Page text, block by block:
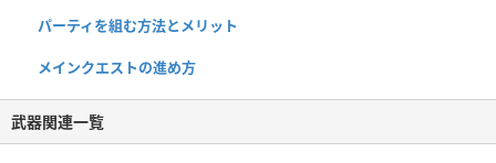
パーティを組む方法とメリット
メインクエストの進め方
武器関連一覧